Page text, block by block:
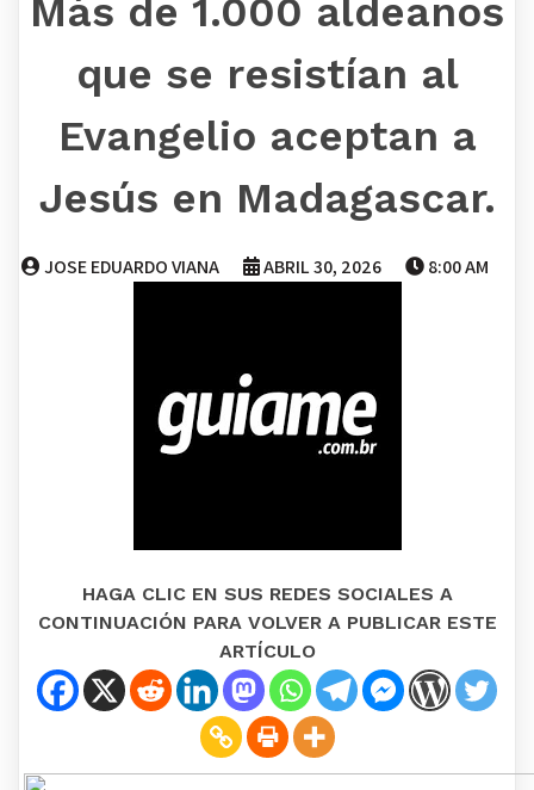
Más de 1.000 aldeanos
que se resistían al
Evangelio aceptan a
Jesús en Madagascar.
JOSE EDUARDO VIANA ABRIL 30, 2026 8:00 AM
HAGA CLIC EN SUS REDES SOCIALES A
CONTINUACIÓN PARA VOLVER A PUBLICAR ESTE
ARTÍCULO